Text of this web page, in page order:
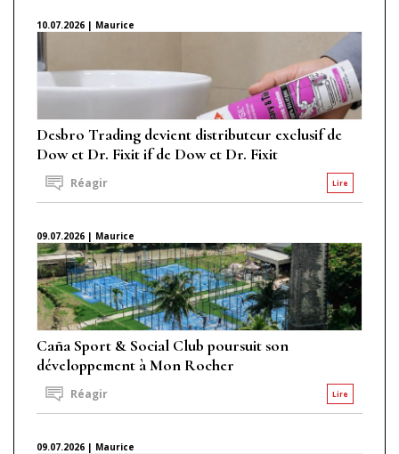
10.07.2026 | Maurice
Desbro Trading devient distributeur exclusif de
Dow et Dr. Fixit if de Dow et Dr. Fixit
Lire
Réagir
09.07.2026 | Maurice
Caña Sport & Social Club poursuit son
développement à Mon Rocher
Lire
Réagir
09.07.2026 | Maurice